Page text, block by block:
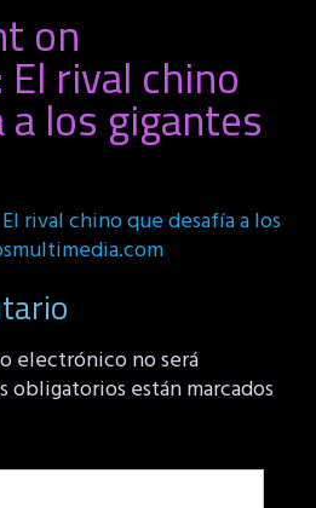
on
El rival chino
los gigantes
rival chino que desafía a los
electrónico no será
obligatorios están marcados